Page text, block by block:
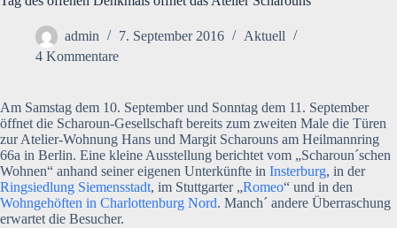
admin 7. September 2016
Aktuell
4 Kommentare
Am Samstag dem 10. September und Sonntag dem 11. September
öffnet die Scharoun-Gesellschaft bereits zum zweiten Male die Türen
zur Atelier-Wohnung Hans und Margit Scharouns am Heilmannring
66a in Berlin. Eine kleine Ausstellung berichtet vom „Scharoun´schen
Wohnen“ anhand seiner eigenen Unterkünfte in Insterburg, in der
Ringsiedlung Siemensstadt, im Stuttgarter „Romeo“ und in den
Wohngehöften in Charlottenburg Nord. Manch´ andere Überraschung
erwartet die Besucher.